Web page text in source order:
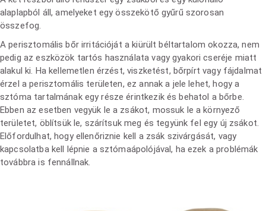
alaplapból áll, amelyeket egy összekötő gyűrű szorosan
összefog.
A perisztomális bőr irritációját a kiürült béltartalom okozza, nem
pedig az eszközök tartós használata vagy gyakori cseréje miatt
alakul ki. Ha kellemetlen érzést, viszketést, bőrpírt vagy fájdalmat
érzel a perisztomális területen, ez annak a jele lehet, hogy a
sztóma tartalmának egy része érintkezik és behatol a bőrbe.
Ebben az esetben vegyük le a zsákot, mossuk le a környező
területet, öblítsük le, szárítsuk meg és tegyünk fel egy új zsákot.
Előfordulhat, hogy ellenőriznie kell a zsák szivárgását, vagy
kapcsolatba kell lépnie a sztómaápolójával, ha ezek a problémák
továbbra is fennállnak.